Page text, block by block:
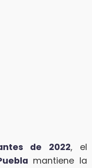
de 2022, el
mantiene la